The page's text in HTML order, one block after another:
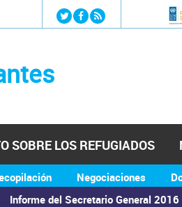
Jump to navigation
Informe del Secretario General 2016
Negociaciones
SOBRE LOS REFUGIADOS